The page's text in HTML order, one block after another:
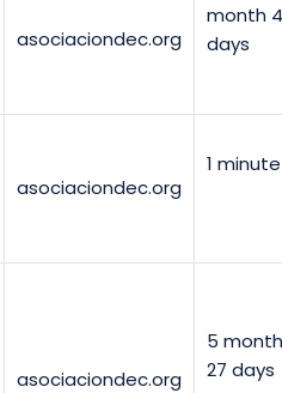
asociaciondec.org
month 4
days
asociaciondec.org
1 minute
asociaciondec.org
5
27 days